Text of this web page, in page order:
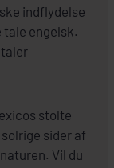
indflydelse
tale engelsk.
stolte
sider af
Vil du